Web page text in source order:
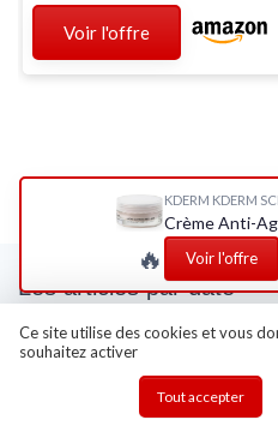
Voir l'offre
KDERM KDERM
Crème Anti-
🔥 Voir l'offre
Les articles par date
Octobre 2023
Décembre 2023
Ce site utilise des cookies et vous
souhaitez activer
Tout accepter